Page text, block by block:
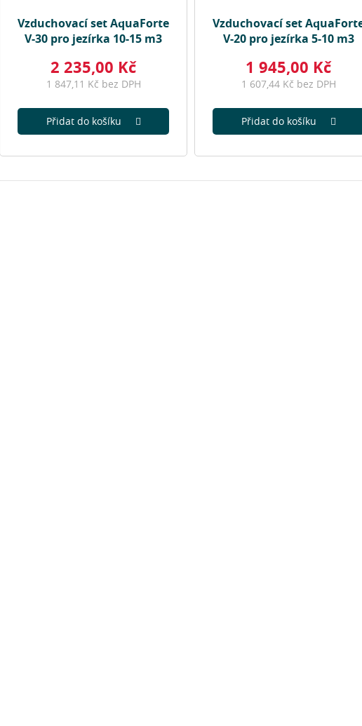
Vzduchovací set AquaForte
V-30 pro jezírka 10-15 m3
2 235,00 Kč
1 847,11 Kč bez DPH
Přidat do košíku
Vzduchovací set
V-20 pro jezírka 5-10 m3
1 945,00 Kč
1 607,44 Kč bez DPH
Přidat do košíku